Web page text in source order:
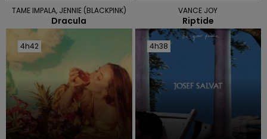
TAME IMPALA, JENNIE (BLACKPINK)
Dracula
VANCE JOY
Riptide
4h42
4h42 4h38
4h38